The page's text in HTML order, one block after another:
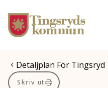
Gå till innehåll
Gå till huvudmeny
Du är här:
Detaljplan För Tingsryd
Skriv ut